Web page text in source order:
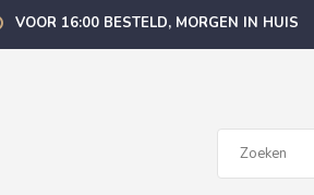
VOOR 16:00 BESTELD, MORGEN IN HUIS